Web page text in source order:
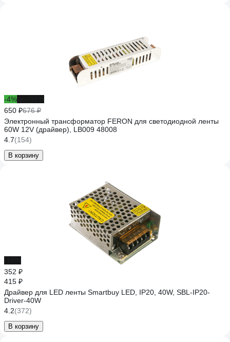
-4%
650 ₽676 ₽
Электронный трансформатор FERON для светодиодной ленты
60W 12V (драйвер), LB009 48008
4.7(154)
В корзину
352 ₽
415 ₽
Драйвер для LED ленты Smartbuy LED, IP20, 40W, SBL-IP20-
Driver-40W
4.2(372)
В корзину